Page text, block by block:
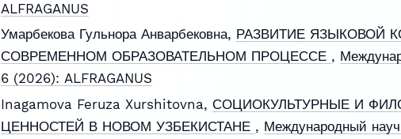
ALFRAGANUS
Умарбекова Гульнора Анварбековна, РАЗВИТИЕ ЯЗЫКОВОЙ
СОВРЕМЕННОМ ОБРАЗОВАТЕЛЬНОМ ПРОЦЕССЕ ,
6 (2026): ALFRAGANUS
Inagamova Feruza Xurshitovna, СОЦИОКУЛЬТУРНЫЕ И
ЦЕННОСТЕЙ В НОВОМ УЗБЕКИСТАНЕ , Международный